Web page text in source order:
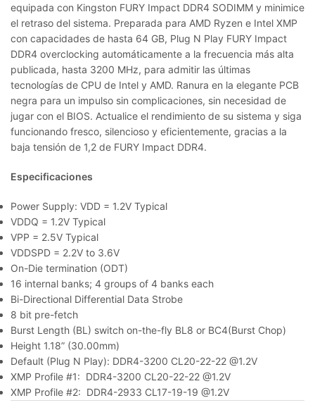
equipada con Kingston FURY Impact DDR4 SODIMM y minimice
el retraso del sistema. Preparada para AMD Ryzen e Intel XMP
con capacidades de hasta 64 GB, Plug N Play FURY Impact
DDR4 overclocking automáticamente a la frecuencia más alta
publicada, hasta 3200 MHz, para admitir las últimas
tecnologías de CPU de Intel y AMD. Ranura en la elegante PCB
negra para un impulso sin complicaciones, sin necesidad de
jugar con el BIOS. Actualice el rendimiento de su sistema y siga
funcionando fresco, silencioso y eficientemente, gracias a la
baja tensión de 1,2 de FURY Impact DDR4.
Especificaciones
Power Supply: VDD = 1.2V Typical
VDDQ = 1.2V Typical
VPP = 2.5V Typical
VDDSPD = 2.2V to 3.6V
On-Die termination (ODT)
16 internal banks; 4 groups of 4 banks each
Bi-Directional Differential Data Strobe
8 bit pre-fetch
Burst Length (BL) switch on-the-fly BL8 or BC4(Burst Chop)
Height 1.18” (30.00mm)
Default (Plug N Play): DDR4-3200 CL20-22-22 @1.2V
XMP Profile #1: DDR4-3200 CL20-22-22 @1.2V
XMP Profile #2: DDR4-2933 CL17-19-19 @1.2V